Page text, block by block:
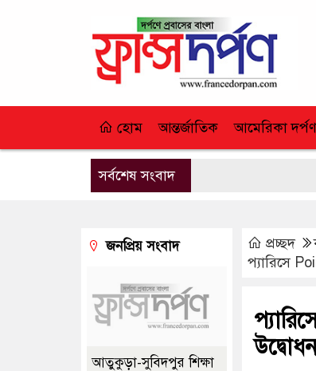
হোম আন্তর্জাতিক আমেরিকা দর্পণ
সর্বশেষ সংবাদ
প্রচ্ছদ
প্যারিসে
উদ্বোধন
জনপ্রিয় সংবাদ
আতুকুড়া-সুবিদপুর শিক্ষা